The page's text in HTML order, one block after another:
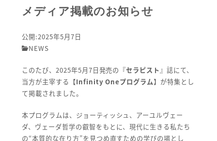
メディア掲載のお知らせ
公開:2025年5月7日
NEWS
このたび、2025年5月7日発売の『セラピスト 』誌にて、
当方が主宰する【Infinity Oneプログラム】が特集とし
て掲載されました。
本プログラムは、ジョーティッシュ、アーユルヴェー
ダ、ヴェーダ哲学の叡智をもとに、現代に生きる私たち
の“本質的な在り方”を見つめ直すための学びの場とし